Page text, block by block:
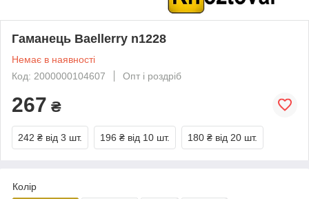
Гаманець Baellerry n1228
Немає в наявності
Код: 2000000104607
Опт і роздріб
267 ₴
242 ₴ від 3 шт. 196 ₴ від 10 шт. 180 ₴ від 20 шт.
Колір